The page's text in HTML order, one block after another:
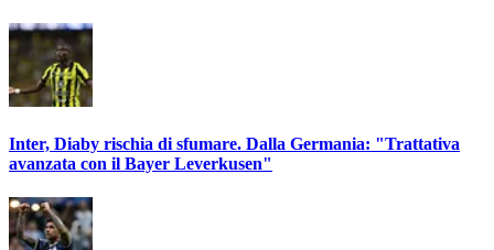
Inter, Diaby rischia di sfumare. Dalla Germania: "Trattativa
avanzata con il Bayer Leverkusen"